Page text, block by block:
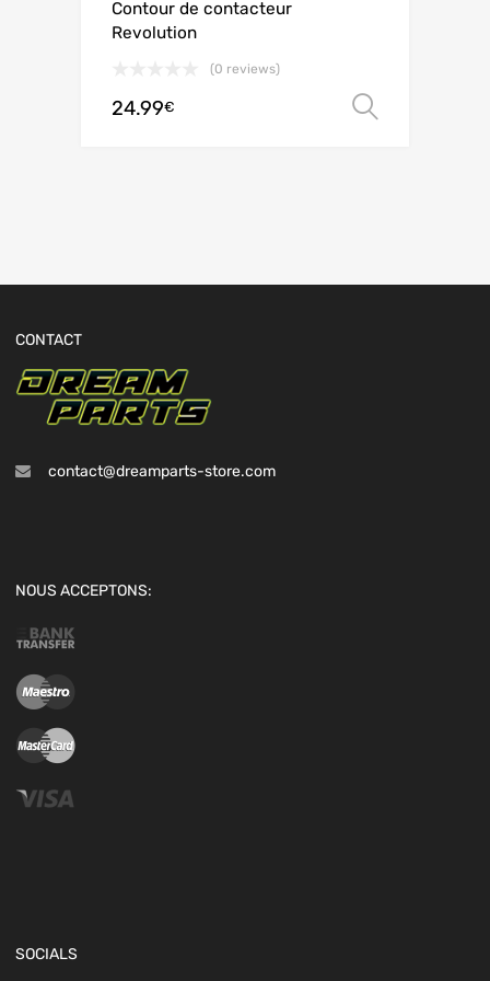
Contour de contacteur
Revolution
(0 reviews)
24.99€
CONTACT
contact@dreamparts-store.com
NOUS ACCEPTONS:
SOCIALS